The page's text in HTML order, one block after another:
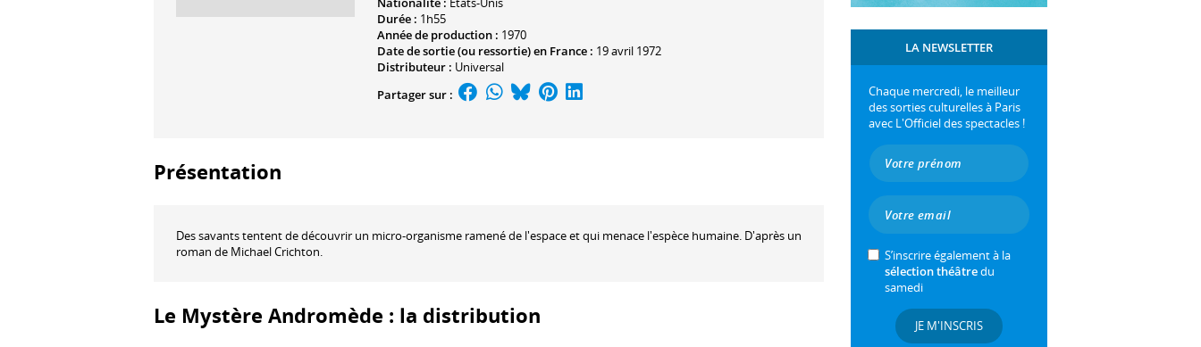
Durée : 1h55
Année de production : 1970
Date de sortie (ou ressortie) en France : 19 avril 1972
Distributeur : Universal
Partager sur :
Présentation
Des savants tentent de découvrir un micro-organisme ramené de l'espace et qui menace l'espèce humaine. D'après un
roman de Michael Crichton.
Le Mystère Andromède : la distribution
LA NEWSLETTER
Chaque mercredi, le meilleur
des sorties culturelles à Paris
avec L'Officiel des spectacles !
S’inscrire également à la
sélection théâtredu
samedi
JE M'INSCRIS